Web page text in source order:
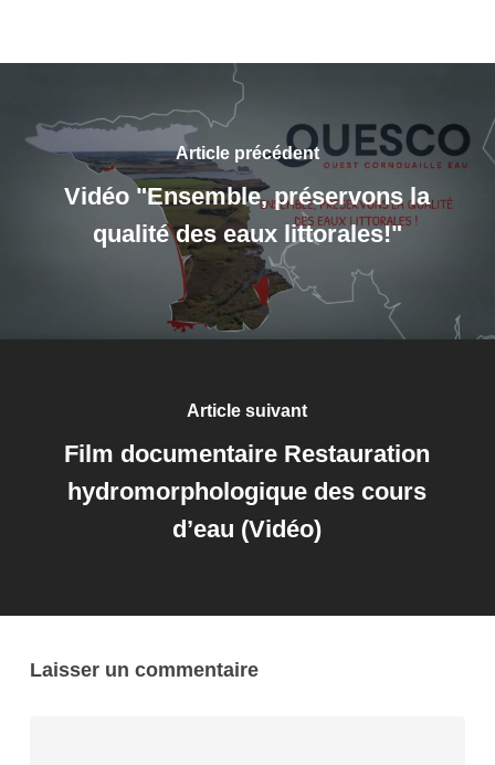
Article précédent
Vidéo "Ensemble, préservons la
qualité des eaux littorales!"
Article suivant
Film documentaire Restauration
hydromorphologique des cours
d’eau (Vidéo)
Laisser un commentaire